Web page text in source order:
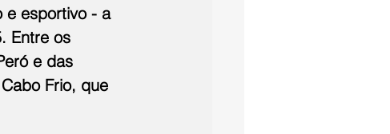
e esportivo - a
Entre os
e das
Frio, que